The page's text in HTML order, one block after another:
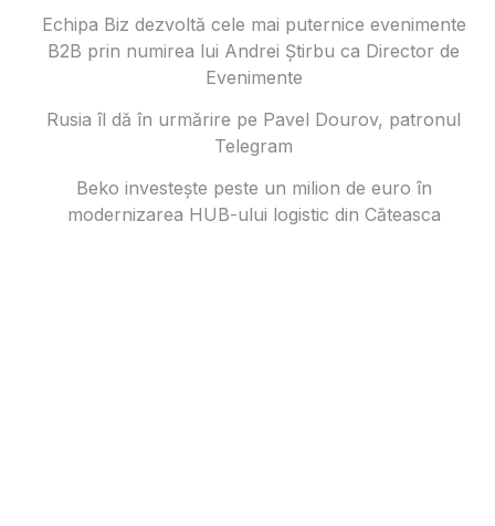
Echipa Biz dezvoltă cele mai puternice evenimente
B2B prin numirea lui Andrei Știrbu ca Director de
Evenimente
Rusia îl dă în urmărire pe Pavel Dourov, patronul
Telegram
Beko investește peste un milion de euro în
modernizarea HUB-ului logistic din Căteasca